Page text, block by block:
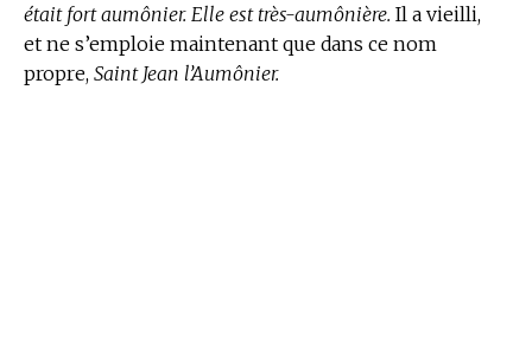
était fort aumônier. Elle est très-aumônière. Il a vieilli,
et ne s’emploie maintenant que dans ce nom
propre, Saint Jean l’Aumônier.